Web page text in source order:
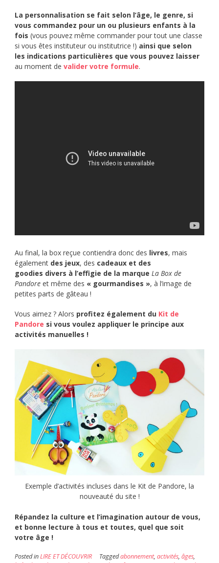
La personnalisation se fait selon l’âge, le genre, si
vous commandez pour un ou plusieurs enfants à la
fois (vous pouvez même commander pour tout une classe
si vous êtes instituteur ou institutrice !) ainsi que selon
les indications particulières que vous pouvez laisser
au moment de valider votre formule.
Au final, la box reçue contiendra donc des livres, mais
également des jeux, des cadeaux et des
goodies divers à l’effigie de la marque La Box de
Pandore et même des « gourmandises », à l’image de
petites parts de gâteau !
Vous aimez ? Alors profitez également du Kit de
Pandore si vous voulez appliquer le principe aux
activités manuelles !
Exemple d’activités incluses dans le Kit de Pandore, la
nouveauté du site !
Répandez la culture et l’imagination autour de vous,
et bonne lecture à tous et toutes, quel que soit
votre âge !
Posted inLIRE ET DÉCOUVRIR Taggedabonnement, activités, âges,